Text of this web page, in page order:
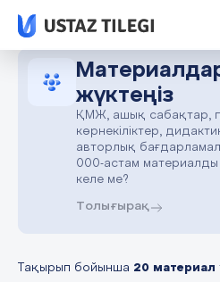
жүктеңіз
ҚМЖ, ашық сабақтар,
көрнекіліктер,
авторлық
000-астам материалды
келе ме?
Толығырақ
Тақырып бойынша 20 материал